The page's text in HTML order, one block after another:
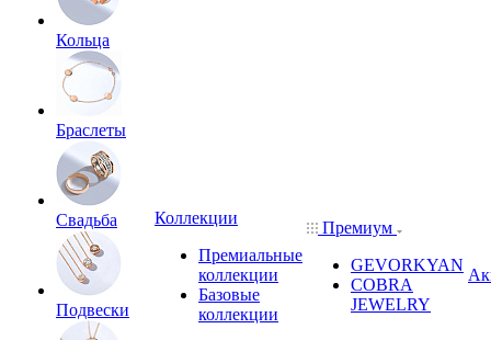
Кольца
Браслеты
Свадьба
Подвески
Коллекции
Премиальные
коллекции
Базовые
коллекции
Премиум
GEVORKYAN
COBRA
JEWELRY